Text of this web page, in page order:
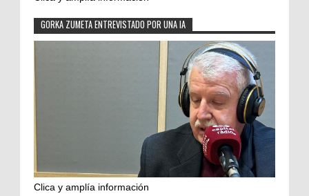
GORKA ZUMETA ENTREVISTADO POR UNA IA
Clica y amplía información